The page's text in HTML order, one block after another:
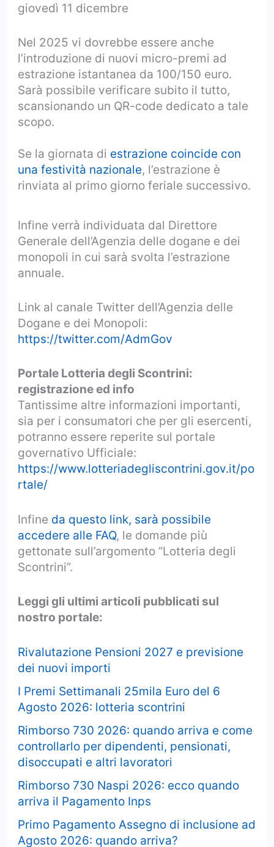
giovedì 11 dicembre
Nel 2025 vi dovrebbe essere anche
l’introduzione di nuovi micro-premi ad
estrazione istantanea da 100/150 euro.
Sarà possibile verificare subito il tutto,
scansionando un QR-code dedicato a tale
scopo.
Se la giornata di estrazione coincide con
una festività nazionale, l’estrazione è
rinviata al primo giorno feriale successivo.
Infine verrà individuata dal Direttore
Generale dell’Agenzia delle dogane e dei
monopoli in cui sarà svolta l’estrazione
annuale.
Link al canale Twitter dell’Agenzia delle
Dogane e dei Monopoli:
https://twitter.com/AdmGov
Portale Lotteria degli Scontrini:
registrazione ed info
Tantissime altre informazioni importanti,
sia per i consumatori che per gli esercenti,
potranno essere reperite sul portale
governativo Ufficiale:
https://www.lotteriadegliscontrini.gov.it/po
rtale/
Infine da questo link, sarà possibile
accedere alle FAQ, le domande più
gettonate sull’argomento “Lotteria degli
Scontrini”.
Leggi gli ultimi articoli pubblicati sul
nostro portale:
Rivalutazione Pensioni 2027 e previsione
dei nuovi importi
I Premi Settimanali 25mila Euro del 6
Agosto 2026: lotteria scontrini
Rimborso 730 2026: quando arriva e come
controllarlo per dipendenti, pensionati,
disoccupati e altri lavoratori
Rimborso 730 Naspi 2026: ecco quando
arriva il Pagamento Inps
Primo Pagamento Assegno di inclusione ad
Agosto 2026: quando arriva?